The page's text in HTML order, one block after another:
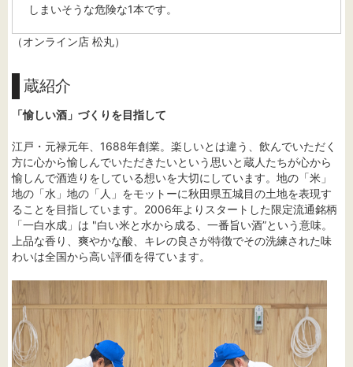
しまいそうな危険な1本です。
（オンライン店 松丸）
蔵紹介
「愉しい酒」づくりを目指して
江戸・元禄元年、1688年創業。楽しいとは違う、飲んでいただく
方に心から愉しんでいただきたいという思いと蔵人たちが心から
愉しんで酒造りをしている想いを大切にしています。地の「米」
地の「水」地の「人」をモットーに秋田県五城目の土地を表現す
ることを目指しています。2006年よりスタートした限定流通銘柄
「一白水成」は "白い米と水から成る、一番旨い酒”という意味。
上品な香り、爽やかな酸、キレの良さが特徴でその洗練された味
わいは全国から高い評価を得ています。